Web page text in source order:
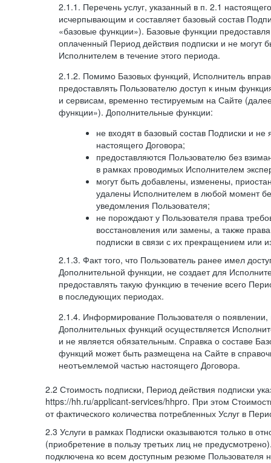
2.1.1. Перечень услуг, указанный в п. 2.1
исчерпывающим и составляет базовый состав
«базовые функции»). Базовые функции
оплаченный Период действия подписки и не могут
Исполнителем в течение этого периода.
2.1.2. Помимо Базовых функций, Исполнитель
предоставлять Пользователю доступ к иным
и сервисам, временно тестируемым на Сайте
функции»). Дополнительные функции:
не входят в базовый состав Подписки и
настоящего Договора;
предоставляются Пользователю без
в рамках проводимых Исполнителем
могут быть добавлены, изменены,
удалены Исполнителем в любой момент
уведомления Пользователя;
не порождают у Пользователя права
восстановления или замены, а также
подписки в связи с их прекращением или
2.1.3. Факт того, что Пользователь ранее имел
Дополнительной функции, не создает для
предоставлять такую функцию в течение всего
в последующих периодах.
2.1.4. Информирование Пользователя о
Дополнительных функций осуществляется
и не является обязательным. Справка о составе
функций может быть размещена на Сайте в
неотъемлемой частью настоящего Договора.
2.2 Стоимость подписки, Период действия подписки
https://hh.ru/applicant-services/hhpro. При этом
от фактического количества потребленных Услуг в
2.3 Услуги в рамках Подписки оказываются только в
(приобретение в пользу третьих лиц не
подключена ко всем доступным резюме Пользователя